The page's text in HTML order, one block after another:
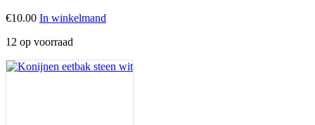
€10.00 In winkelmand
12 op voorraad